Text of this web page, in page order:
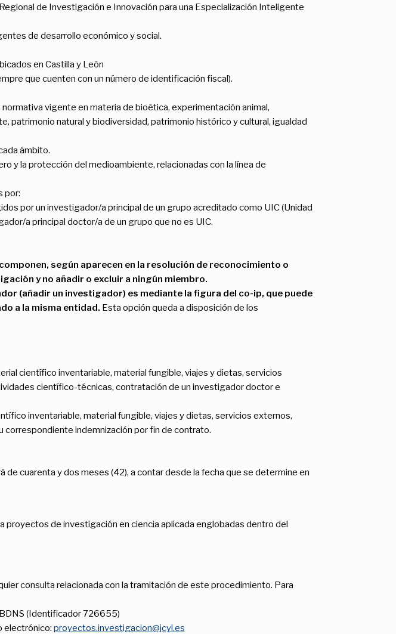
de Investigación e Innovación para una Especialización Inteligente
de desarrollo económico y social.
en Castilla y León
que cuenten con un número de identificación fiscal).
vigente en materia de bioética, experimentación animal,
patrimonio natural y biodiversidad, patrimonio histórico y cultural, igualdad
ámbito.
y la protección del medioambiente, relacionadas con la línea de
por:
por un investigador/a principal de un grupo acreditado como UIC (Unidad
a principal doctor/a de un grupo que no es UIC.
según aparecen en la resolución de reconocimiento o
y no añadir o excluir a ningún miembro.
(añadir un investigador) es mediante la figura del co-ip, que puede
a la misma entidad. Esta opción queda a disposición de los
científico inventariable, material fungible, viajes y dietas, servicios
científico-técnicas, contratación de un investigador doctor e
inventariable, material fungible, viajes y dietas, servicios externos,
indemnización por fin de contrato.
cuarenta y dos meses (42), a contar desde la fecha que se determine en
de investigación en ciencia aplicada englobadas dentro del
consulta relacionada con la tramitación de este procedimiento. Para
(Identificador 726655)
electrónico: proyectos.investigacion@jcyl.es